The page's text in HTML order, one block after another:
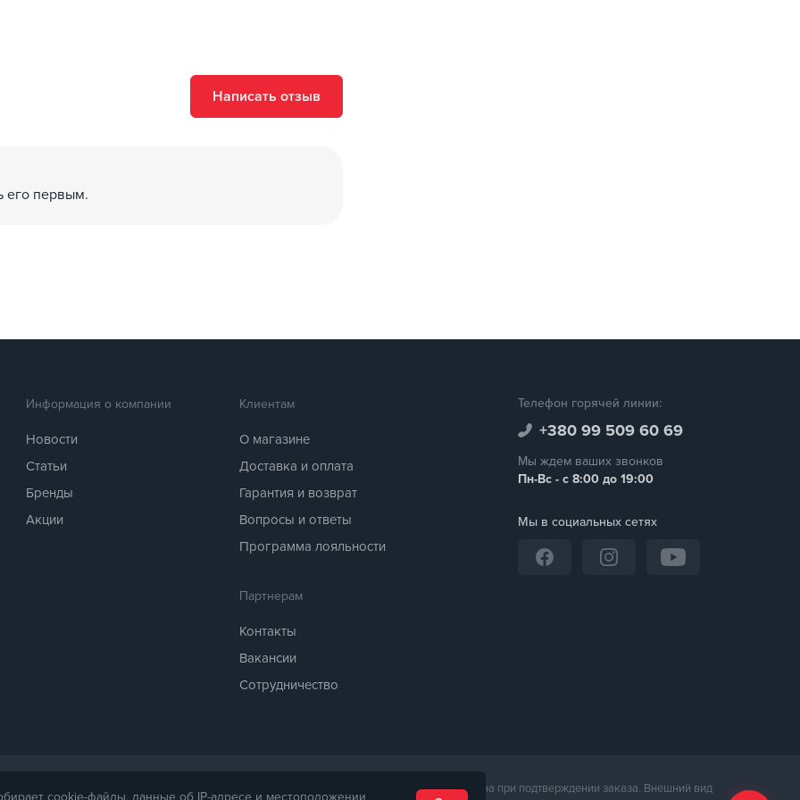
Н<80 Н.
+ термопласт сверху.
Написать отзыв
его первым.
Информация о компании
Новости
Статьи
Бренды
Акции
Клиентам
О магазине
Доставка и оплата
Гарантия и возврат
Вопросы и ответы
Программа лояльности
Партнерам
Контакты
Вакансии
Сотрудничество
Телефон горячей линии:
+380 99 509 60 69
Мы ждем ваших звонков
Пн-Вс - с 8:00 до 19:00
Мы в социальных сетях
для справки. Точная стоимость товара будет названа менеджером магазина при подтверждении заказа. Внешний вид
cookie-файлы, данные об IP-адресе и местоположении